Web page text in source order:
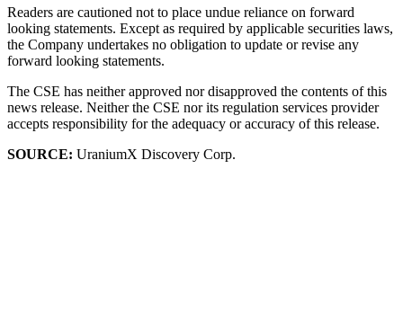
Readers are cautioned not to place undue reliance on forward
looking statements. Except as required by applicable securities laws,
the Company undertakes no obligation to update or revise any
forward looking statements.
The CSE has neither approved nor disapproved the contents of this
news release. Neither the CSE nor its regulation services provider
accepts responsibility for the adequacy or accuracy of this release.
SOURCE: UraniumX Discovery Corp.